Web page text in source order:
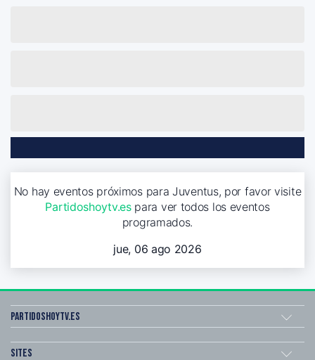
No hay eventos próximos para Juventus, por favor visite
Partidoshoytv.espara ver todos los eventos
programados.
jue, 06 ago 2026
Partidoshoytv.es
Sites